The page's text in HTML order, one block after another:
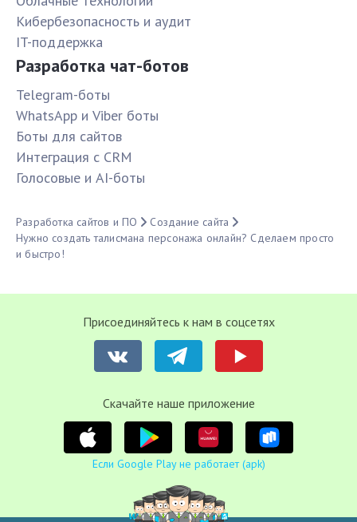
Кибербезопасность и аудит
IT-поддержка
Разработка чат-ботов
Telegram-боты
WhatsApp и Viber боты
Боты для сайтов
Интеграция с CRM
Голосовые и AI-боты
Разработка сайтов и ПО
Создание сайта
Нужно создать талисмана персонажа онлайн? Сделаем просто
и быстро!
Присоединяйтесь к нам в соцсетях
Cкачайте наше приложение
Если Google Play не работает (apk)